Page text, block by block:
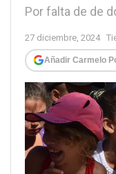
Por falta de de
27 diciembre, 2024
Añadir Carmelo